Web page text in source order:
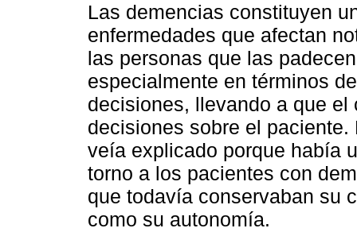
Las demencias constituyen
enfermedades que afectan
las personas que las
especialmente en términos
decisiones, llevando a que
decisiones sobre el
veía explicado porque había
torno a los pacientes con
que todavía conservaban su
como su autonomía.